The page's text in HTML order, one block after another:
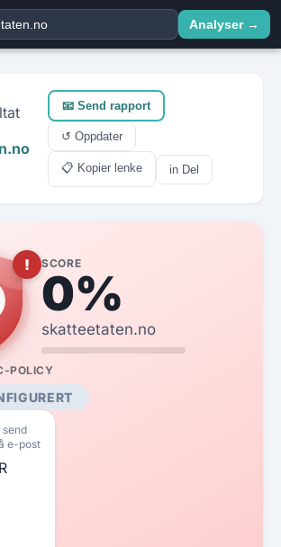
på e-post
— vi sender HTML-rapporten på sekunder
ER ANALYSERT
Analyser →
📧 Send rapport
↺ Oppdater
📋 Kopier lenke in Del
! SCORE
0%
skatteetaten.no
POLICY
send
e-post